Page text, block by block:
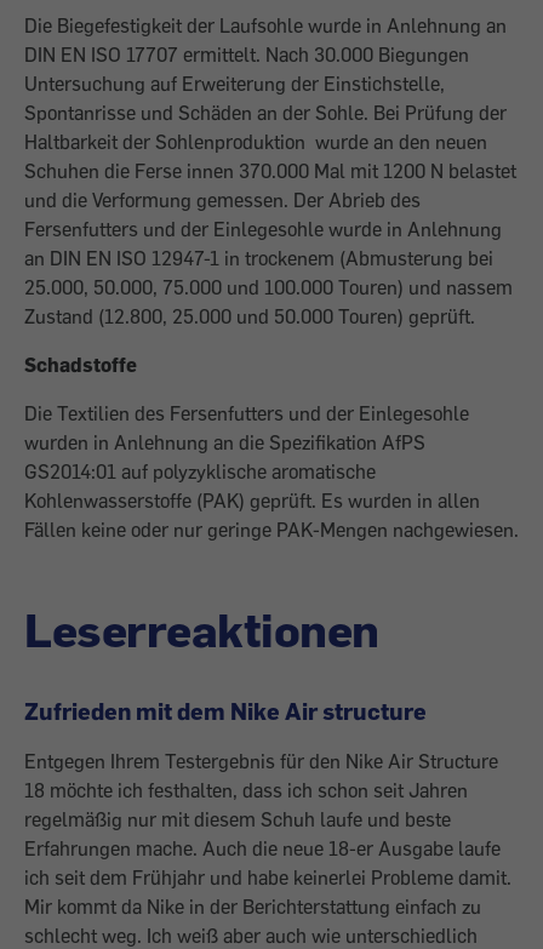
Die Biegefestigkeit der Laufsohle wurde in Anlehnung an
DIN EN ISO 17707 ermittelt. Nach 30.000 Biegungen
Untersuchung auf Erweiterung der Einstichstelle,
Spontanrisse und Schäden an der Sohle. Bei Prüfung der
Haltbarkeit der Sohlenproduktion wurde an den neuen
Schuhen die Ferse innen 370.000 Mal mit 1200 N belastet
und die Verformung gemessen. Der Abrieb des
Fersenfutters und der Einlegesohle wurde in Anlehnung
an DIN EN ISO 12947-1 in trockenem (Abmusterung bei
25.000, 50.000, 75.000 und 100.000 Touren) und nassem
Zustand (12.800, 25.000 und 50.000 Touren) geprüft.
Schadstoffe
Die Textilien des Fersenfutters und der Einlegesohle
wurden in Anlehnung an die Spezifikation AfPS
GS2014:01 auf polyzyklische aromatische
Kohlenwasserstoffe (PAK) geprüft. Es wurden in allen
Fällen keine oder nur geringe PAK-Mengen nachgewiesen.
Leserreaktionen
Zufrieden mit dem Nike Air structure
Entgegen Ihrem Testergebnis für den Nike Air Structure
18 möchte ich festhalten, dass ich schon seit Jahren
regelmäßig nur mit diesem Schuh laufe und beste
Erfahrungen mache. Auch die neue 18-er Ausgabe laufe
ich seit dem Frühjahr und habe keinerlei Probleme damit.
Mir kommt da Nike in der Berichterstattung einfach zu
schlecht weg. Ich weiß aber auch wie unterschiedlich